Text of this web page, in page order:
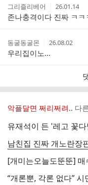
작
성
자
그리즐리베어
작
성
시
간
26.01.14
존나충격이다 진짜 ㅋ
작
성
자
동굴동굴몬
작
시
간
26.08.02
우리집이노...
악플달면 쩌리쩌려.. 다
남친집 진짜 개노란장
[개미는오늘도뚠뚠]